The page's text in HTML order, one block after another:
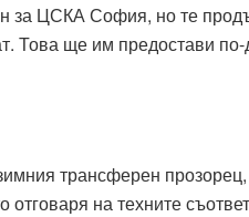
за ЦСКА София, но те
Това ще им предостави
трансферен
отговаря на техните